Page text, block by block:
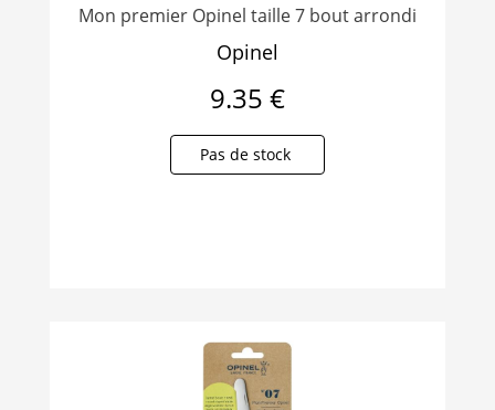
Mon premier Opinel taille 7 bout arrondi
Opinel
9.35 €
Pas de stock